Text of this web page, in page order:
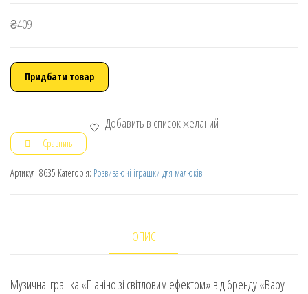
₴409
Придбати товар
Добавить в список желаний
Сравнить
Артикул: 8635 Категорія: Розвиваючі іграшки для малюків
ОПИС
Музична іграшка «Піаніно зі світловим ефектом» від бренду «Baby